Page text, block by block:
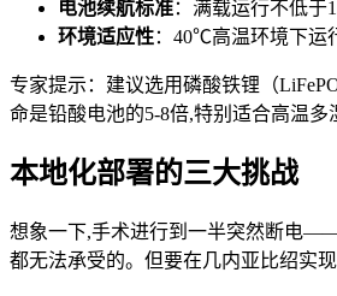
电池续航标准：满载运行不低于
环境适应性：40℃高温环境下运
专家提示：建议选用磷酸铁锂（
命是铅酸电池的5-8倍,特别适合高温多
本地化部署的三大挑战
想象一下,手术进行到一半突然断电
都无法承受的。但要在几内亚比绍实